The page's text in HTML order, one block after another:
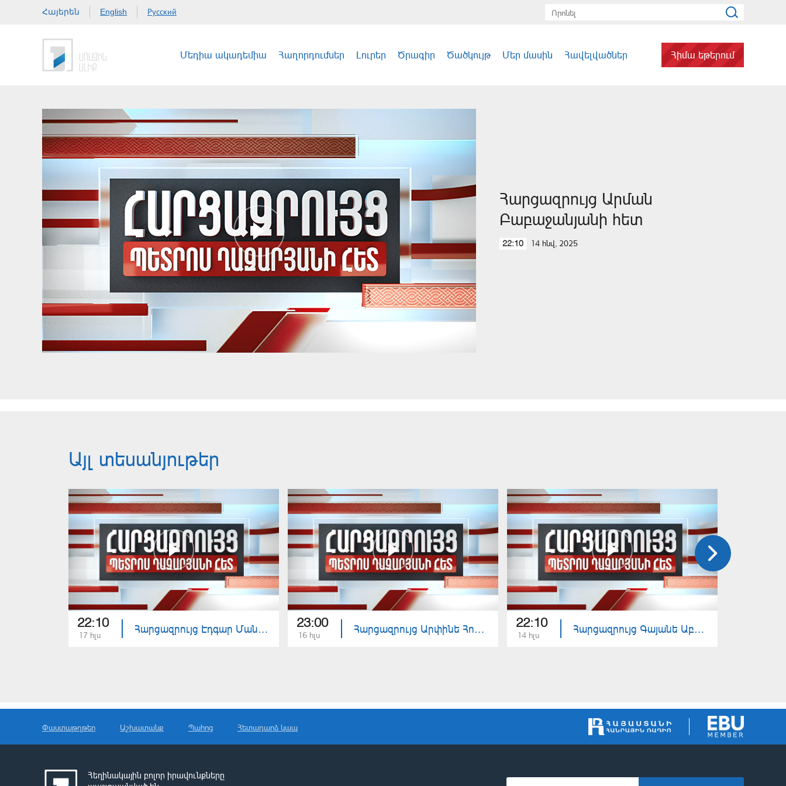
Հայերեն English Русский
Մեդիա ակադեմիա Հաղորդումներ Լուրեր Ծրագիր Ծածկույթ Մեր մասին Հավելվածներ Հիմա եթերում
Հարցազրույց Արման
Բաբաջանյանի հետ
22:10 14 հնվ, 2025
Այլ տեսանյութեր
22:10
17 հլս Հարցազրույց Էդգար Մանուչարյանի հետ 23:00
16 հլս Հարցազրույց Արփինե Հովհաննիսյանի հետ 22:10
14 հլս Հարցազրույց Գայանե Աբրահամյանի հետ
Փաստաթղթեր Աշխատանք Պահոց Հետադարձ կապ
Հեղինակային բոլոր իրավունքները